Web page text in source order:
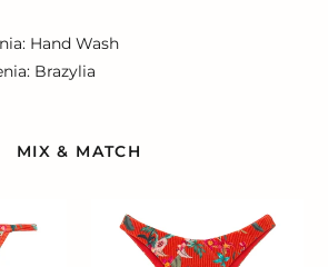
Hand Wash
Brazylia
MIX & MATCH
Bottom
Wildflowers
Lisboa